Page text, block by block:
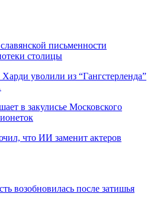
письменности
столицы
уволили из “Гангстерленда”
в закулисье Московского
что ИИ заменит актеров
возобновилась после затишья